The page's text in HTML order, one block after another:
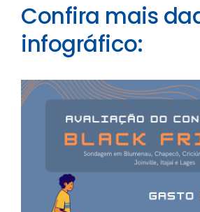
Confira mais
infográfico: